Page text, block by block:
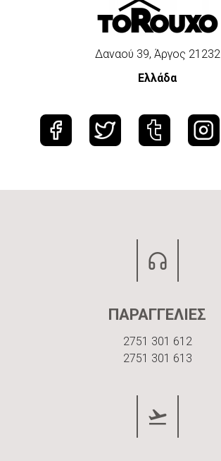
Δαναού 39, Άργος 21232
Ελλάδα
ΠΑΡΑΓΓΕΛΙΕΣ
2751 301 612
2751 301 613